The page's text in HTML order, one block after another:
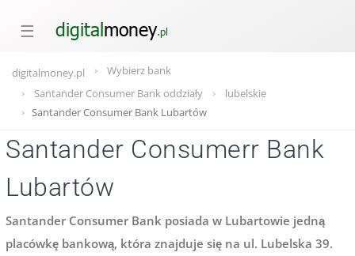
☰
digitalmoney.pl
Wybierz bank
Santander Consumer Bank oddziały
lubelskie
Santander Consumer Bank Lubartów
Santander Consumerr Bank
Lubartów
Santander Consumer Bank posiada w Lubartowie jedną
placówkę bankową, która znajduje się na ul. Lubelska 39.